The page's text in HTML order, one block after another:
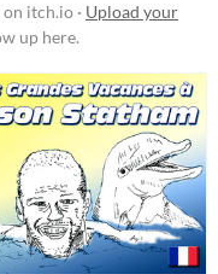
itch.io · Upload your
up here.